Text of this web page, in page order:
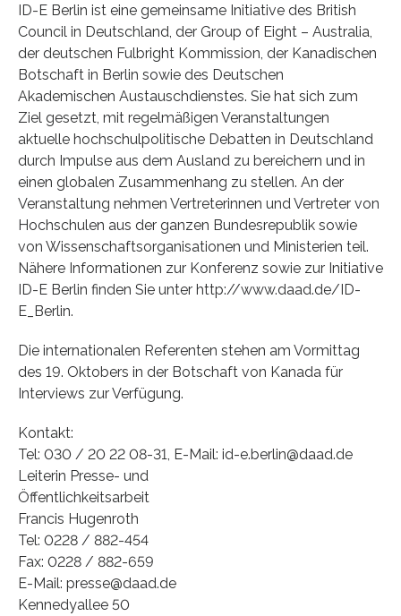
ID-E Berlin ist eine gemeinsame Initiative des British
Council in Deutschland, der Group of Eight – Australia,
der deutschen Fulbright Kommission, der Kanadischen
Botschaft in Berlin sowie des Deutschen
Akademischen Austauschdienstes. Sie hat sich zum
Ziel gesetzt, mit regelmäßigen Veranstaltungen
aktuelle hochschulpolitische Debatten in Deutschland
durch Impulse aus dem Ausland zu bereichern und in
einen globalen Zusammenhang zu stellen. An der
Veranstaltung nehmen Vertreterinnen und Vertreter von
Hochschulen aus der ganzen Bundesrepublik sowie
von Wissenschaftsorganisationen und Ministerien teil.
Nähere Informationen zur Konferenz sowie zur Initiative
ID-E Berlin finden Sie unter http://www.daad.de/ID-
E_Berlin.
Die internationalen Referenten stehen am Vormittag
des 19. Oktobers in der Botschaft von Kanada für
Interviews zur Verfügung.
Kontakt:
Tel: 030 / 20 22 08-31, E-Mail: id-e.berlin@daad.de
Leiterin Presse- und
Öffentlichkeitsarbeit
Francis Hugenroth
Tel: 0228 / 882-454
Fax: 0228 / 882-659
E-Mail: presse@daad.de
Kennedyallee 50